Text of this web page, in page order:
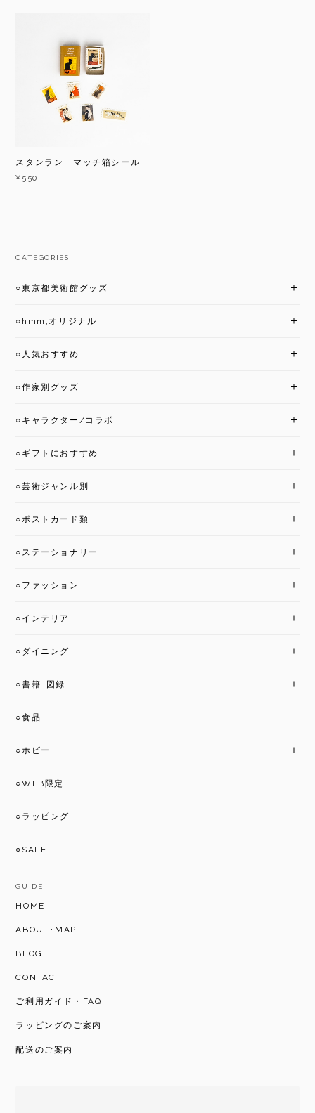
スタンラン マッチ箱シール
¥550
CATEGORIES
○東京都美術館グッズ
○hmm,オリジナル
○人気おすすめ
○作家別グッズ
○キャラクター/コラボ
○ギフトにおすすめ
○芸術ジャンル別
○ポストカード類
○ステーショナリー
○ファッション
○インテリア
○ダイニング
○書籍･図録
○食品
○ホビー
○WEB限定
○ラッピング
○SALE
GUIDE
HOME
ABOUT･MAP
BLOG
CONTACT
ご利用ガイド・FAQ
ラッピングのご案内
配送のご案内